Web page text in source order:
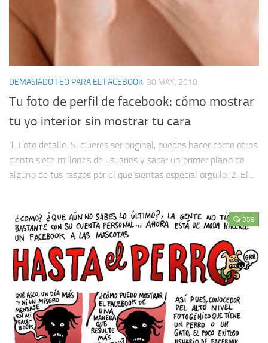
DEMASIADO FEO PARA EL FACEBOOK 30 MAY, 2010
Tu foto de perfil de facebook: cómo mostrar
tu yo interior sin mostrar tu cara
1. Foto detalle. Si quieres ser original, puedes hacer como otros
ciento siete millones de usuarios y sacar un primer plano de
alguno de tus rasgos por el que sientas especial orgullo. 2. El...
359